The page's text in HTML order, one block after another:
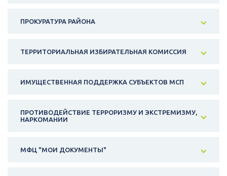
ПРОКУРАТУРА РАЙОНА
ТЕРРИТОРИАЛЬНАЯ ИЗБИРАТЕЛЬНАЯ КОМИССИЯ
ИМУЩЕСТВЕННАЯ ПОДДЕРЖКА СУБЪЕКТОВ МСП
ПРОТИВОДЕЙСТВИЕ ТЕРРОРИЗМУ И ЭКСТРЕМИЗМУ,
НАРКОМАНИИ
МФЦ "МОИ ДОКУМЕНТЫ"